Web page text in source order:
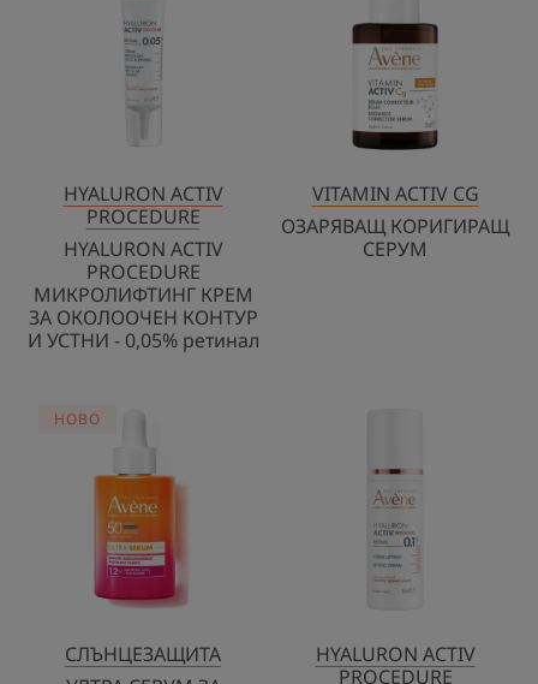
МИКРОЛИФТИНГ
КРЕМ
ЗА
ОКОЛООЧЕН
КОНТУР
УСТНИ
-
0,05%
ретинал
HYALURON ACTIV
PROCEDURE
HYALURON ACTIV
PROCEDURE
МИКРОЛИФТИНГ КРЕМ
ЗА ОКОЛООЧЕН КОНТУР
И УСТНИ - 0,05% ретинал
VITAMIN ACTIV CG
ОЗАРЯВАЩ КОРИГИРАЩ
СЕРУМ
МИГНОВЕНО
ИЗПЪЛВАНЕ
SPF50+
HOBO
СЛЪНЦЕЗАЩИТА
ЛИФТИНГ
КРЕМ
С
0,1%
РЕТИНАЛ
HYALURON ACTIV
PROCEDURE